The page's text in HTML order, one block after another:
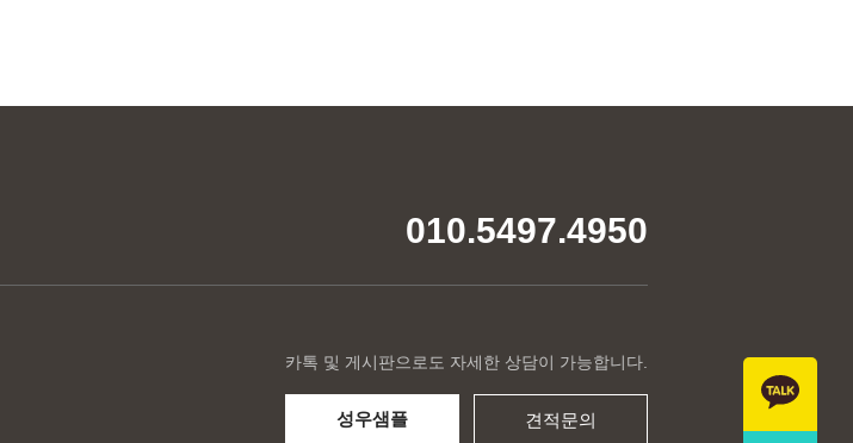
010.5497.4950
카톡 및 게시판으로도 자세한 상담이 가능합니다.
성우샘플 견적문의